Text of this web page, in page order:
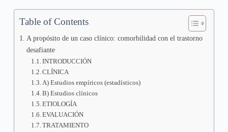
Table of Contents
A propósito de un caso clínico: comorbilidad con el trastorno
desafiante
INTRODUCCIÓN
CLÍNICA
A) Estudios empíricos (estadísticos)
B) Estudios clínicos
ETIOLOGÍA
EVALUACIÓN
TRATAMIENTO